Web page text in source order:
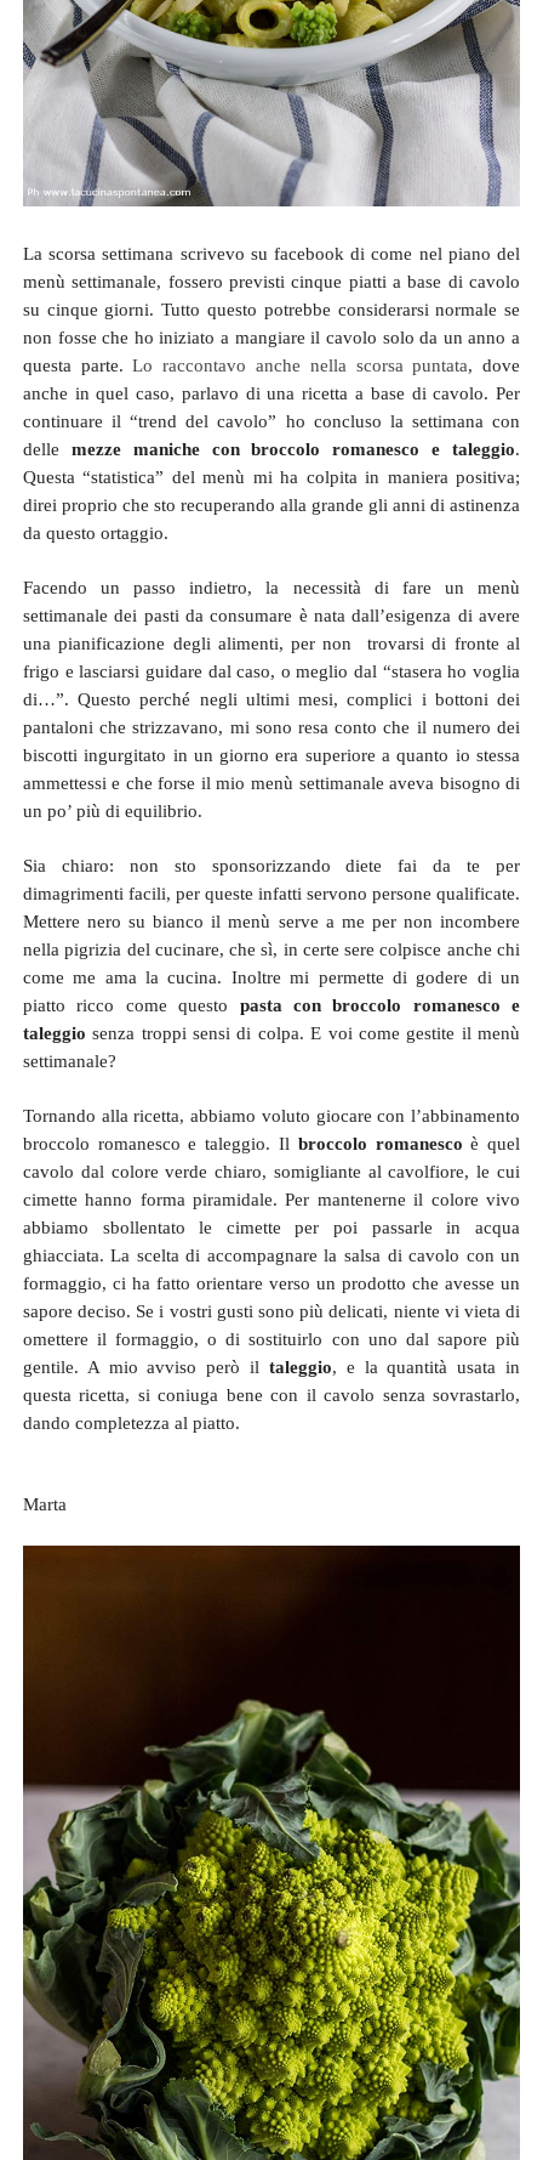
La scorsa settimana scrivevo su facebook di come nel piano del
menù settimanale, fossero previsti cinque piatti a base di cavolo
su cinque giorni. Tutto questo potrebbe considerarsi normale se
non fosse che ho iniziato a mangiare il cavolo solo da un anno a
questa parte.Lo raccontavo anche nella scorsa puntata, dove
anche in quel caso, parlavo di una ricetta a base di cavolo. Per
continuare il “trend del cavolo” ho concluso la settimana con
delle mezze maniche con broccolo romanesco e taleggio.
Questa “statistica” del menù mi ha colpita in maniera positiva;
direi proprio che sto recuperando alla grande gli anni di astinenza
da questo ortaggio.
Facendo un passo indietro, la necessità di fare un menù
settimanale dei pasti da consumare è nata dall’esigenza di avere
una pianificazione degli alimenti, per non trovarsi di fronte al
frigo e lasciarsi guidare dal caso, o meglio dal “stasera ho voglia
di…”. Questo perché negli ultimi mesi, complici i bottoni dei
pantaloni che strizzavano, mi sono resa conto che il numero dei
biscotti ingurgitato in un giorno era superiore a quanto io stessa
ammettessi e che forse il mio menù settimanale aveva bisogno di
un po’ più di equilibrio.
Sia chiaro: non sto sponsorizzando diete fai da te per
dimagrimenti facili, per queste infatti servono persone qualificate.
Mettere nero su bianco il menù serve a me per non incombere
nella pigrizia del cucinare, che sì, in certe sere colpisce anche chi
come me ama la cucina. Inoltre mi permette di godere di un
piatto ricco come questo pasta con broccolo romanesco e
taleggio senza troppi sensi di colpa. E voi come gestite il menù
settimanale?
Tornando alla ricetta, abbiamo voluto giocare con l’abbinamento
broccolo romanesco e taleggio. Il broccolo romanesco è quel
cavolo dal colore verde chiaro, somigliante al cavolfiore, le cui
cimette hanno forma piramidale. Per mantenerne il colore vivo
abbiamo sbollentato le cimette per poi passarle in acqua
ghiacciata. La scelta di accompagnare la salsa di cavolo con un
formaggio, ci ha fatto orientare verso un prodotto che avesse un
sapore deciso. Se i vostri gusti sono più delicati, niente vi vieta di
omettere il formaggio, o di sostituirlo con uno dal sapore più
gentile. A mio avviso però il taleggio, e la quantità usata in
questa ricetta, si coniuga bene con il cavolo senza sovrastarlo,
dando completezza al piatto.
Marta